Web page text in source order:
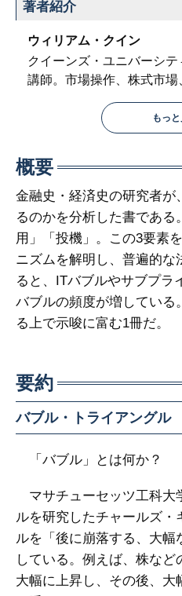
著者紹介
ウィリアム・クイン
クイーンズ・ユニバーシ
講師。市場操作、株式市
もっ
概要
金融史・経済史の研究者が
るのかを分析した書であ
用」「投機」。この3要素
ニズムを解明し、普遍的な
ると、ITバブルやサブプラ
バブルの頻度が増している
る上で示唆に富む1冊だ。
要約
バブル・トライアングル
「バブル」とは何か？
マサチューセッツ工科大
ルを研究したチャールズ
ルを「後に崩落する、大幅
している。例えば、株な
大幅に上昇し、その後、